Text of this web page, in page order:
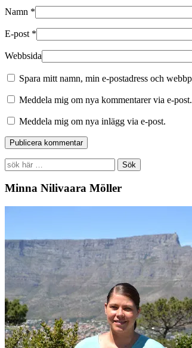
Namn *
E-post *
Webbsida
Spara mitt namn, min e-postadress och
Meddela mig om nya kommentarer via e-post.
Meddela mig om nya inlägg via e-post.
Search
for:
Minna Nilivaara Möller